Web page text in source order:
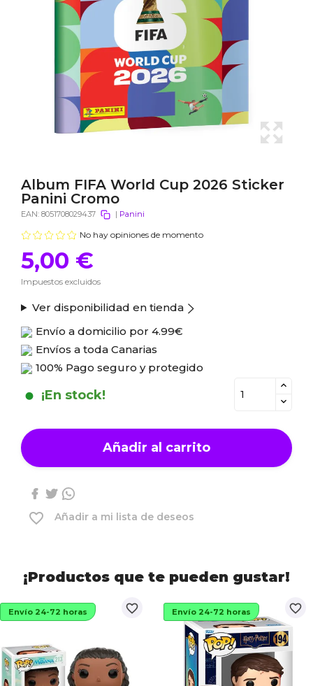
Album FIFA World Cup 2026 Sticker
Panini Cromo
EAN: 8051708029437 | Panini
No hay opiniones de momento
5,00 €
Impuestos excluidos
Ver disponibilidad en tienda
Envío a domicilio por 4.99€
Envíos a toda Canarias
100% Pago seguro y protegido
¡En stock!
Añadir al carrito
favorite_border Añadir a mi lista de deseos
¡Productos que te pueden gustar!
favorite_border
Envío 24-72 horas favorite_border
Envío 24-72 horas